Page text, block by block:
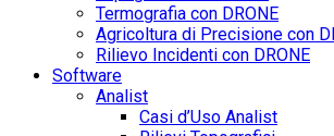
Termografia con DRONE
Agricoltura di Precisione con
Rilievo Incidenti con DRONE
Software
Analist
Casi d’Uso Analist